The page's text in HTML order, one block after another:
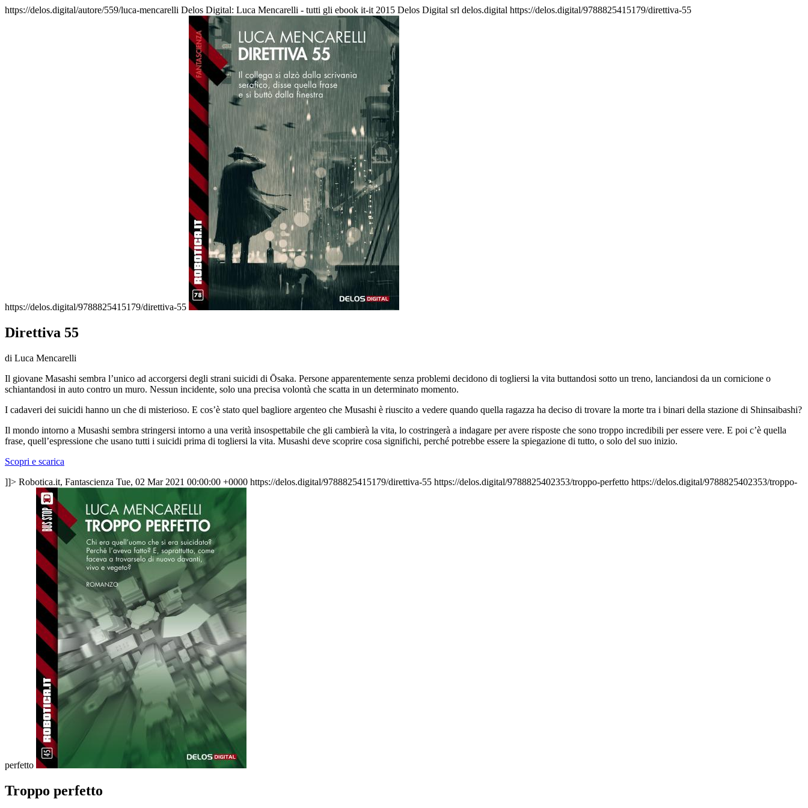
https://delos.digital/autore/559/luca-mencarelli Delos Digital: Luca Mencarelli - tutti gli ebook it-it 2015 Delos Digital srl delos.digital https://delos.digital/9788825415179/direttiva-55
https://delos.digital/9788825415179/direttiva-55
Direttiva 55
di Luca Mencarelli
Il giovane Masashi sembra l’unico ad accorgersi degli strani suicidi di Ōsaka. Persone apparentemente senza problemi decidono di togliersi la vita buttandosi sotto un treno, lanciandosi da un cornicione o
schiantandosi in auto contro un muro. Nessun incidente, solo una precisa volontà che scatta in un determinato momento.
I cadaveri dei suicidi hanno un che di misterioso. E cos’è stato quel bagliore argenteo che Musashi è riuscito a vedere quando quella ragazza ha deciso di trovare la morte tra i binari della stazione di Shinsaibashi?
Il mondo intorno a Musashi sembra stringersi intorno a una verità insospettabile che gli cambierà la vita, lo costringerà a indagare per avere risposte che sono troppo incredibili per essere vere. E poi c’è quella
frase, quell’espressione che usano tutti i suicidi prima di togliersi la vita. Musashi deve scoprire cosa significhi, perché potrebbe essere la spiegazione di tutto, o solo del suo inizio.
Scopri e scarica
]]> Robotica.it, Fantascienza Tue, 02 Mar 2021 00:00:00 +0000 https://delos.digital/9788825415179/direttiva-55 https://delos.digital/9788825402353/troppo-perfetto https://delos.digital/9788825402353/troppo-
perfetto
Troppo perfetto